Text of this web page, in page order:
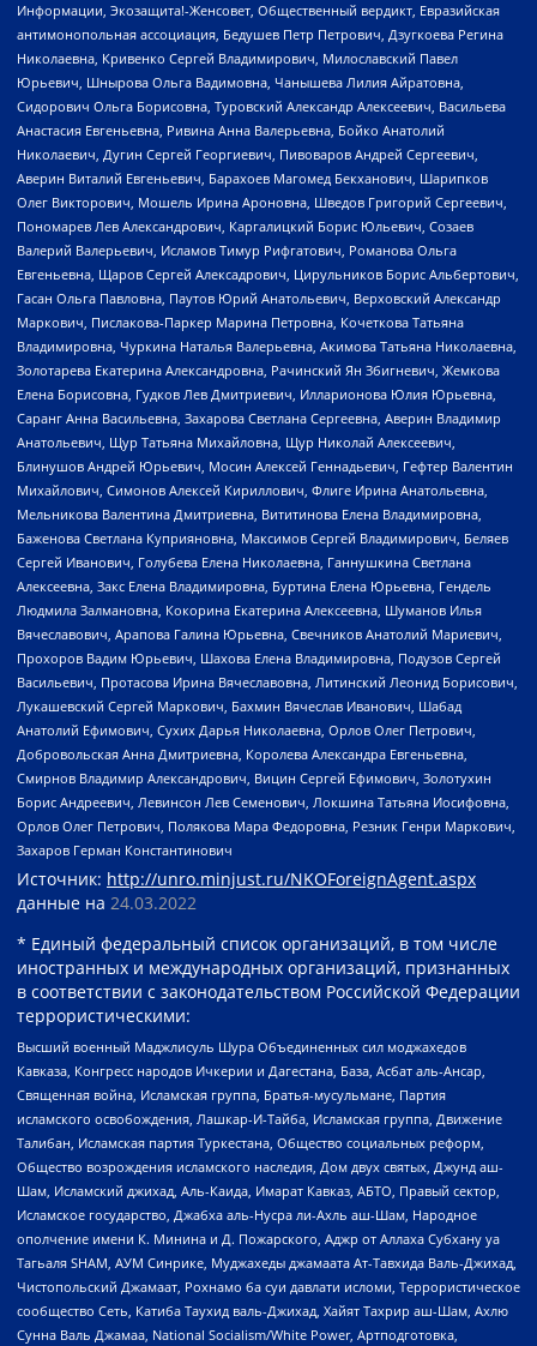
Информации, Экозащита!-Женсовет, Общественный вердикт, Евразийская
антимонопольная ассоциация, Бедушев Петр Петрович, Дзугкоева Регина
Николаевна, Кривенко Сергей Владимирович, Милославский Павел
Юрьевич, Шнырова Ольга Вадимовна, Чанышева Лилия Айратовна,
Сидорович Ольга Борисовна, Туровский Александр Алексеевич, Васильева
Анастасия Евгеньевна, Ривина Анна Валерьевна, Бойко Анатолий
Николаевич, Дугин Сергей Георгиевич, Пивоваров Андрей Сергеевич,
Аверин Виталий Евгеньевич, Барахоев Магомед Бекханович, Шарипков
Олег Викторович, Мошель Ирина Ароновна, Шведов Григорий Сергеевич,
Пономарев Лев Александрович, Каргалицкий Борис Юльевич, Созаев
Валерий Валерьевич, Исламов Тимур Рифгатович, Романова Ольга
Евгеньевна, Щаров Сергей Алексадрович, Цирульников Борис Альбертович,
Гасан Ольга Павловна, Паутов Юрий Анатольевич, Верховский Александр
Маркович, Пислакова-Паркер Марина Петровна, Кочеткова Татьяна
Владимировна, Чуркина Наталья Валерьевна, Акимова Татьяна Николаевна,
Золотарева Екатерина Александровна, Рачинский Ян Збигневич, Жемкова
Елена Борисовна, Гудков Лев Дмитриевич, Илларионова Юлия Юрьевна,
Саранг Анна Васильевна, Захарова Светлана Сергеевна, Аверин Владимир
Анатольевич, Щур Татьяна Михайловна, Щур Николай Алексеевич,
Блинушов Андрей Юрьевич, Мосин Алексей Геннадьевич, Гефтер Валентин
Михайлович, Симонов Алексей Кириллович, Флиге Ирина Анатольевна,
Мельникова Валентина Дмитриевна, Вититинова Елена Владимировна,
Баженова Светлана Куприяновна, Максимов Сергей Владимирович, Беляев
Сергей Иванович, Голубева Елена Николаевна, Ганнушкина Светлана
Алексеевна, Закс Елена Владимировна, Буртина Елена Юрьевна, Гендель
Людмила Залмановна, Кокорина Екатерина Алексеевна, Шуманов Илья
Вячеславович, Арапова Галина Юрьевна, Свечников Анатолий Мариевич,
Прохоров Вадим Юрьевич, Шахова Елена Владимировна, Подузов Сергей
Васильевич, Протасова Ирина Вячеславовна, Литинский Леонид Борисович,
Лукашевский Сергей Маркович, Бахмин Вячеслав Иванович, Шабад
Анатолий Ефимович, Сухих Дарья Николаевна, Орлов Олег Петрович,
Добровольская Анна Дмитриевна, Королева Александра Евгеньевна,
Смирнов Владимир Александрович, Вицин Сергей Ефимович, Золотухин
Борис Андреевич, Левинсон Лев Семенович, Локшина Татьяна Иосифовна,
Орлов Олег Петрович, Полякова Мара Федоровна, Резник Генри Маркович,
Захаров Герман Константинович
Источник: http://unro.minjust.ru/NKOForeignAgent.aspx
данные на 24.03.2022
* Единый федеральный список организаций, в том числе
иностранных и международных организаций, признанных
в соответствии с законодательством Российской Федерации
террористическими:
Высший военный Маджлисуль Шура Объединенных сил моджахедов
Кавказа, Конгресс народов Ичкерии и Дагестана, База, Асбат аль-Ансар,
Священная война, Исламская группа, Братья-мусульмане, Партия
исламского освобождения, Лашкар-И-Тайба, Исламская группа, Движение
Талибан, Исламская партия Туркестана, Общество социальных реформ,
Общество возрождения исламского наследия, Дом двух святых, Джунд аш-
Шам, Исламский джихад, Аль-Каида, Имарат Кавказ, АБТО, Правый сектор,
Исламское государство, Джабха аль-Нусра ли-Ахль аш-Шам, Народное
ополчение имени К. Минина и Д. Пожарского, Аджр от Аллаха Субхану уа
Тагьаля SHAM, АУМ Синрике, Муджахеды джамаата Ат-Тавхида Валь-Джихад,
Чистопольский Джамаат, Рохнамо ба суи давлати исломи, Террористическое
сообщество Сеть, Катиба Таухид валь-Джихад, Хайят Тахрир аш-Шам, Ахлю
Сунна Валь Джамаа, National Socialism/White Power, Артподготовка,